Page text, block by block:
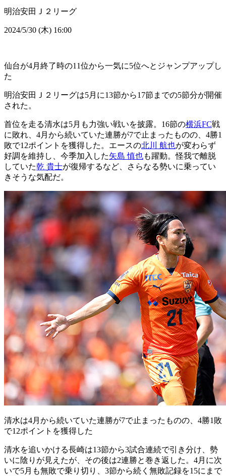
明治安田Ｊ２リーグ
2024/5/30 (木) 16:00
仙台が4月終了時の11位から一気に5位へとジャンプアップし
た
明治安田Ｊ２リーグは5月に13節から17節までの5節分が開催
された。
首位を走る清水は5月も力強い戦いを披露。16節の横浜FC戦
に敗れ、4月から続いていた連勝が7で止まったものの、4勝1
敗で12ポイントを獲得した。エースの北川 航也が変わらず
好調を維持し、今季加入した矢島 慎也も躍動。怪我で離脱
していた乾 貴士が復帰するなど、さらなる勢いに乗ってい
きそうな気配だ。
清水は4月から続いていた連勝が7で止まったものの、4勝1敗
で12ポイントを獲得した
清水を追いかける長崎は13節から3試合連続で引き分け、勢
いに陰りが見えたが、その後は2連勝と巻き返した。4月に次
いで5月も無敗で乗り切り、3節から続く無敗記録を15にまで